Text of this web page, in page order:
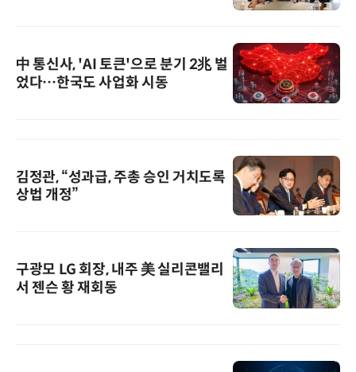
中 통신사, 'AI 토큰'으로 분기 2兆 벌
었다…한국도 사업화 시동
김정관, “성과급, 주총 승인 거치도록
상법 개정”
구광모 LG 회장, 내주 美 실리콘밸리
서 젠슨 황 재회동